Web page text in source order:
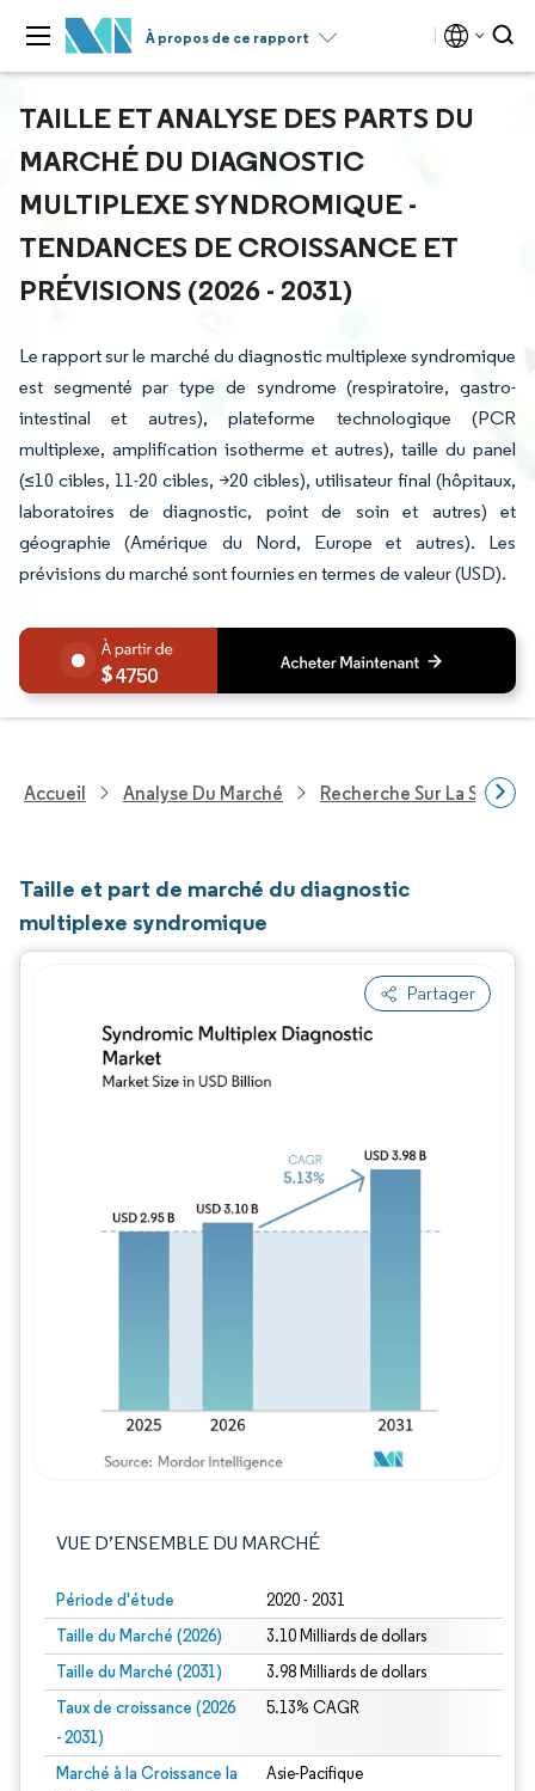
À propos de ce rapport
TAILLE ET ANALYSE DES PARTS DU
MARCHÉ DU DIAGNOSTIC
MULTIPLEXE SYNDROMIQUE -
TENDANCES DE CROISSANCE ET
PRÉVISIONS (2026 - 2031)
Le rapport sur le marché du diagnostic multiplexe syndromique
est segmenté par type de syndrome (respiratoire, gastro-
intestinal et autres), plateforme technologique (PCR
multiplexe, amplification isotherme et autres), taille du panel
(≤10 cibles, 11-20 cibles, >20 cibles), utilisateur final (hôpitaux,
laboratoires de diagnostic, point de soin et autres) et
géographie (Amérique du Nord, Europe et autres). Les
prévisions du marché sont fournies en termes de valeur (USD).
4750
Accueil Analyse Du Marché Recherche Sur La Santé
Taille et part de marché du diagnostic
multiplexe syndromique
Partager
VUE D’ENSEMBLE DU MARCHÉ
Période d'étude 2020 - 2031
Taille du Marché (2026) 3.10 Milliards de dollars
Taille du Marché (2031) 3.98 Milliards de dollars
Taux de croissance (2026
- 2031)
5.13% CAGR
Marché à la Croissance la
Asie-Pacifique